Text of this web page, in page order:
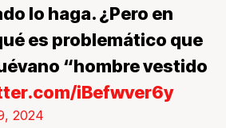
lo haga. ¿Pero en
es problemático que
“hombre vestido
iBefwver6y
2024